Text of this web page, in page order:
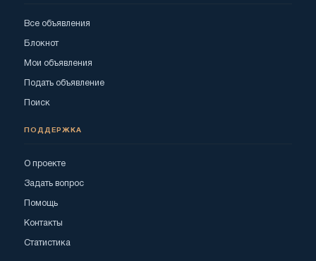
Все объявления
Блокнот
Мои объявления
Подать объявление
Поиск
ПОДДЕРЖКА
О проекте
Задать вопрос
Помощь
Контакты
Статистика